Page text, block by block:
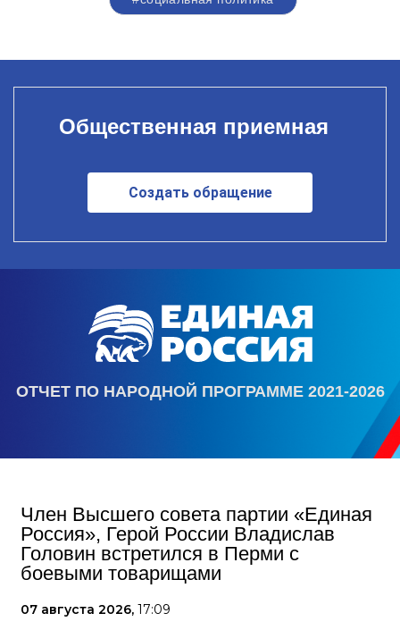
Общественная приемная
Создать обращение
ОТЧЕТ ПО НАРОДНОЙ ПРОГРАММЕ 2021-2026
Член Высшего совета партии «Единая
Россия», Герой России Владислав
Головин встретился в Перми с
боевыми товарищами
07 августа 2026, 17:09